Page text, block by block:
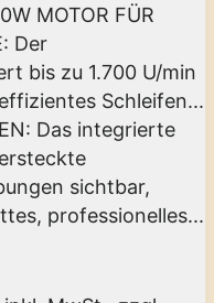
MOTOR FÜR
Der
bis zu 1.700 U/min
Schleifen...
Das integrierte
sichtbar,
professionelles...